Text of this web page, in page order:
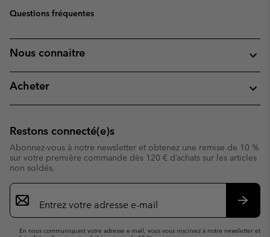
Questions fréquentes
Nous connaitre
Acheter
Restons connecté(e)s
Abonnez-vous à notre newsletter et obtenez une remise de 10 %
sur votre première commande dès 120 € d’achats sur les articles
non soldés.
Inscription
par
e-
En nous communiquant votre adresse e-mail, vous vous inscrivez à notre newsletter et